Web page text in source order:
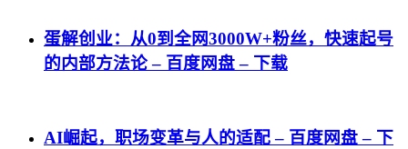
蛋解创业：从0到全网3000W+粉丝，快速起号
的内部方法论 – 百度网盘 – 下载
AI崛起，职场变革与人的适配 – 百度网盘 – 下